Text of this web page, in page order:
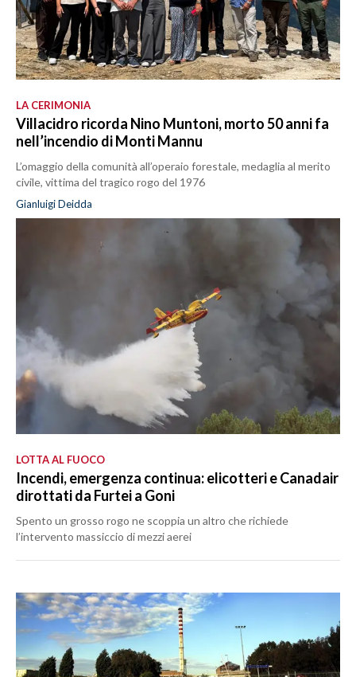
LA CERIMONIA
Villacidro ricorda Nino Muntoni, morto 50 anni fa
nell’incendio di Monti Mannu
L’omaggio della comunità all’operaio forestale, medaglia al merito
civile, vittima del tragico rogo del 1976
Gianluigi Deidda
LOTTA AL FUOCO
Incendi, emergenza continua: elicotteri e Canadair
dirottati da Furtei a Goni
Spento un grosso rogo ne scoppia un altro che richiede
l’intervento massiccio di mezzi aerei